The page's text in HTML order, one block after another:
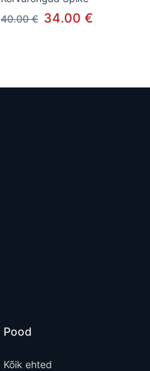
40.00 € 34.00 €
Pood
Kõik ehted